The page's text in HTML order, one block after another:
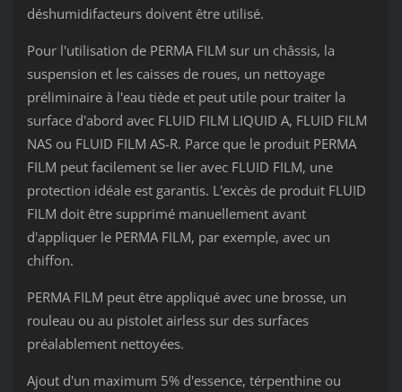
déshumidifacteurs doivent être utilisé.
Pour l'utilisation de PERMA FILM sur un châssis, la
suspension et les caisses de roues, un nettoyage
préliminaire à l'eau tiède et peut utile pour traiter la
surface d'abord avec FLUID FILM LIQUID A, FLUID FILM
NAS ou FLUID FILM AS-R. Parce que le produit PERMA
FILM peut facilement se lier avec FLUID FILM, une
protection idéale est garantis. L'excès de produit FLUID
FILM doit être supprimé manuellement avant
d'appliquer le PERMA FILM, par exemple, avec un
chiffon.
PERMA FILM peut être appliqué avec une brosse, un
rouleau ou au pistolet airless sur des surfaces
préalablement nettoyées.
Ajout d'un maximum 5% d'essence, térpenthine ou